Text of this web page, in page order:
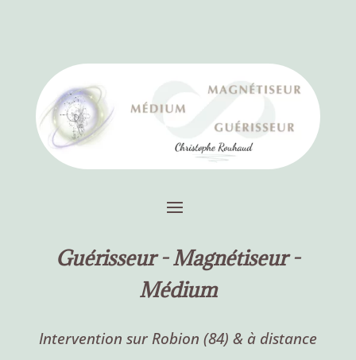
Guérisseur -Magnétiseur -
Médium
Intervention sur Robion (84) & à distance